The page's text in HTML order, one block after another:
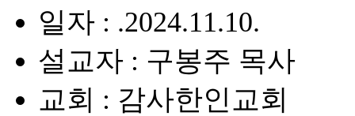
일자 : .2024.11.10.
설교자 : 구봉주 목사
교회 : 감사한인교회